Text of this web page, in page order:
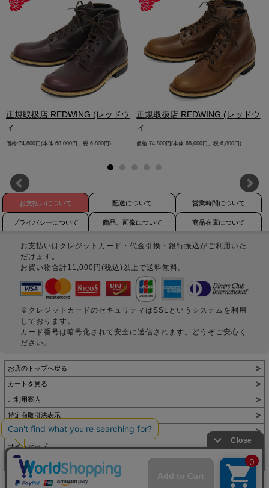
正規取扱店 REDWING (レッドウ
ィ...
価格:74,800円(本体 68,000円、税 6,800円)
正規取扱店 REDWING (レッドウ
ィ...
価格:74,800円(本体 68,000円、税 6,800円)
お支払いについて 配送について 営業時間について
プライバシーについて 商品、画像について 商品在庫について
お支払いはクレジットカード・代金引換・銀行振込がご利用いた
だけます。
お買い物合計11,000円(税込)以上で送料無料。
※クレジットカードのセキュリティはSSLというシステムを利用
しております。
カード番号は暗号化されて安全に送信されます。どうぞご安心く
ださい。
お店のトップへ戻る
カートを見る
ご利用案内
特定商取引法表示
個人情報の取扱い
サイトマップ
お問い合わせ